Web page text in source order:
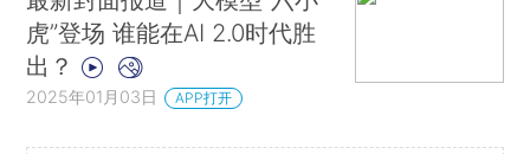
虎”登场 谁能在AI 2.0时代胜
出？
2025年01月03日 APP打开